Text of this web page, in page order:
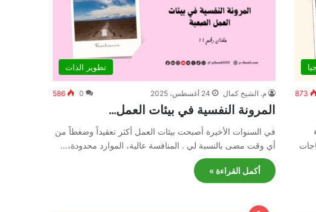
873
تطوير الذات
م. الشيخ كمال 24 أغسطس، 2025 0
586
المرونة النفسية في بيئات العمل…
في السنوات الأخيرة أصبحت بيئات العمل أكثر تعقيداً وضغطاً من
أي وقت مضى بالنسبة لي . المنافسة عالية، الموارد محدودة،…
أكمل القراءة »